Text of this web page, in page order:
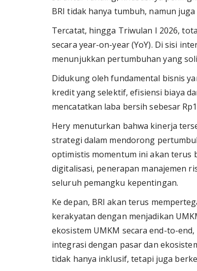
BRI tidak hanya tumbuh, namun
Tercatat, hingga Triwulan I 2026,
secara year-on-year (YoY). Di sisi
menunjukkan pertumbuhan yang
Didukung oleh fundamental bisnis
kredit yang selektif, efisiensi biaya
mencatatkan laba bersih sebesar
Hery menuturkan bahwa kinerja
strategi dalam mendorong
optimistis momentum ini akan terus
digitalisasi, penerapan manajemen
seluruh pemangku kepentingan.
Ke depan, BRI akan terus
kerakyatan dengan menjadikan
ekosistem UMKM secara end-to-
integrasi dengan pasar dan
tidak hanya inklusif, tetapi juga